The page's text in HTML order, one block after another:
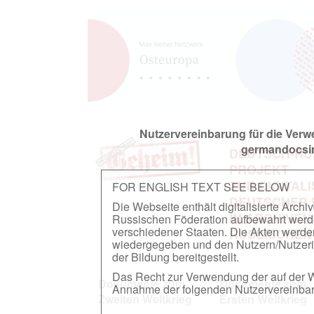
Nutzervereinbarung für die
FOR ENGLISH TEXT SEE BELOW
Die Webseite enthält digitalisierte
Russischen Föderation aufbewahrt
verschiedener Staaten. Die Akten
wiedergegeben und den Nutzern/
der Bildung bereitgestellt.
Das Recht zur Verwendung der auf der
Annahme der folgenden
DEUTSCH-
PROJEKT
ZUR
DEUTSCHER
IN
Dokumente zum
Zweiten Weltkrieg
Dokumente zum
Ersten Weltkrieg